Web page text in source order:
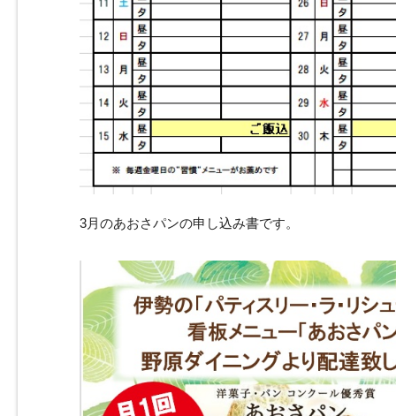
3月のあおさパンの申し込み書です。